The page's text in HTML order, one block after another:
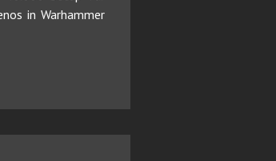
in Warhammer